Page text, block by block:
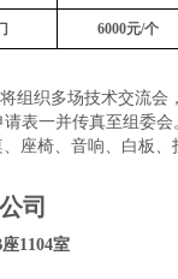
6000元/个
组织多场技术交流
表一并传真至组委会
座椅、音响、白板、
司
座1104室